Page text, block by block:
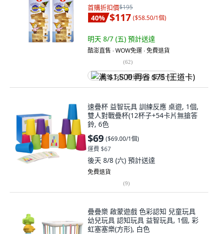
首購折扣價$195
40% $117 ($58.50/1個)
明天 8/7 (五) 預計送達
酷澎直售 ∙ WOW免運 ∙ 免費退貨
(62)
满 $1,500 再省 $75 (王道卡)
速疊杯 益智玩具 訓練反應 桌遊, 1個,
雙人對戰疊杯(12杯子+54卡片無搶答
鈴, 6色
$69 ($69.00/1個)
運費 $67
後天 8/8 (六) 預計送達
免費退貨
(9)
疊疊樂 啟蒙遊戲 色彩認知 兒童玩具
幼兒玩具 認知玩具 益智玩具, 1個, 彩
虹塞塞樂(方形), 白色